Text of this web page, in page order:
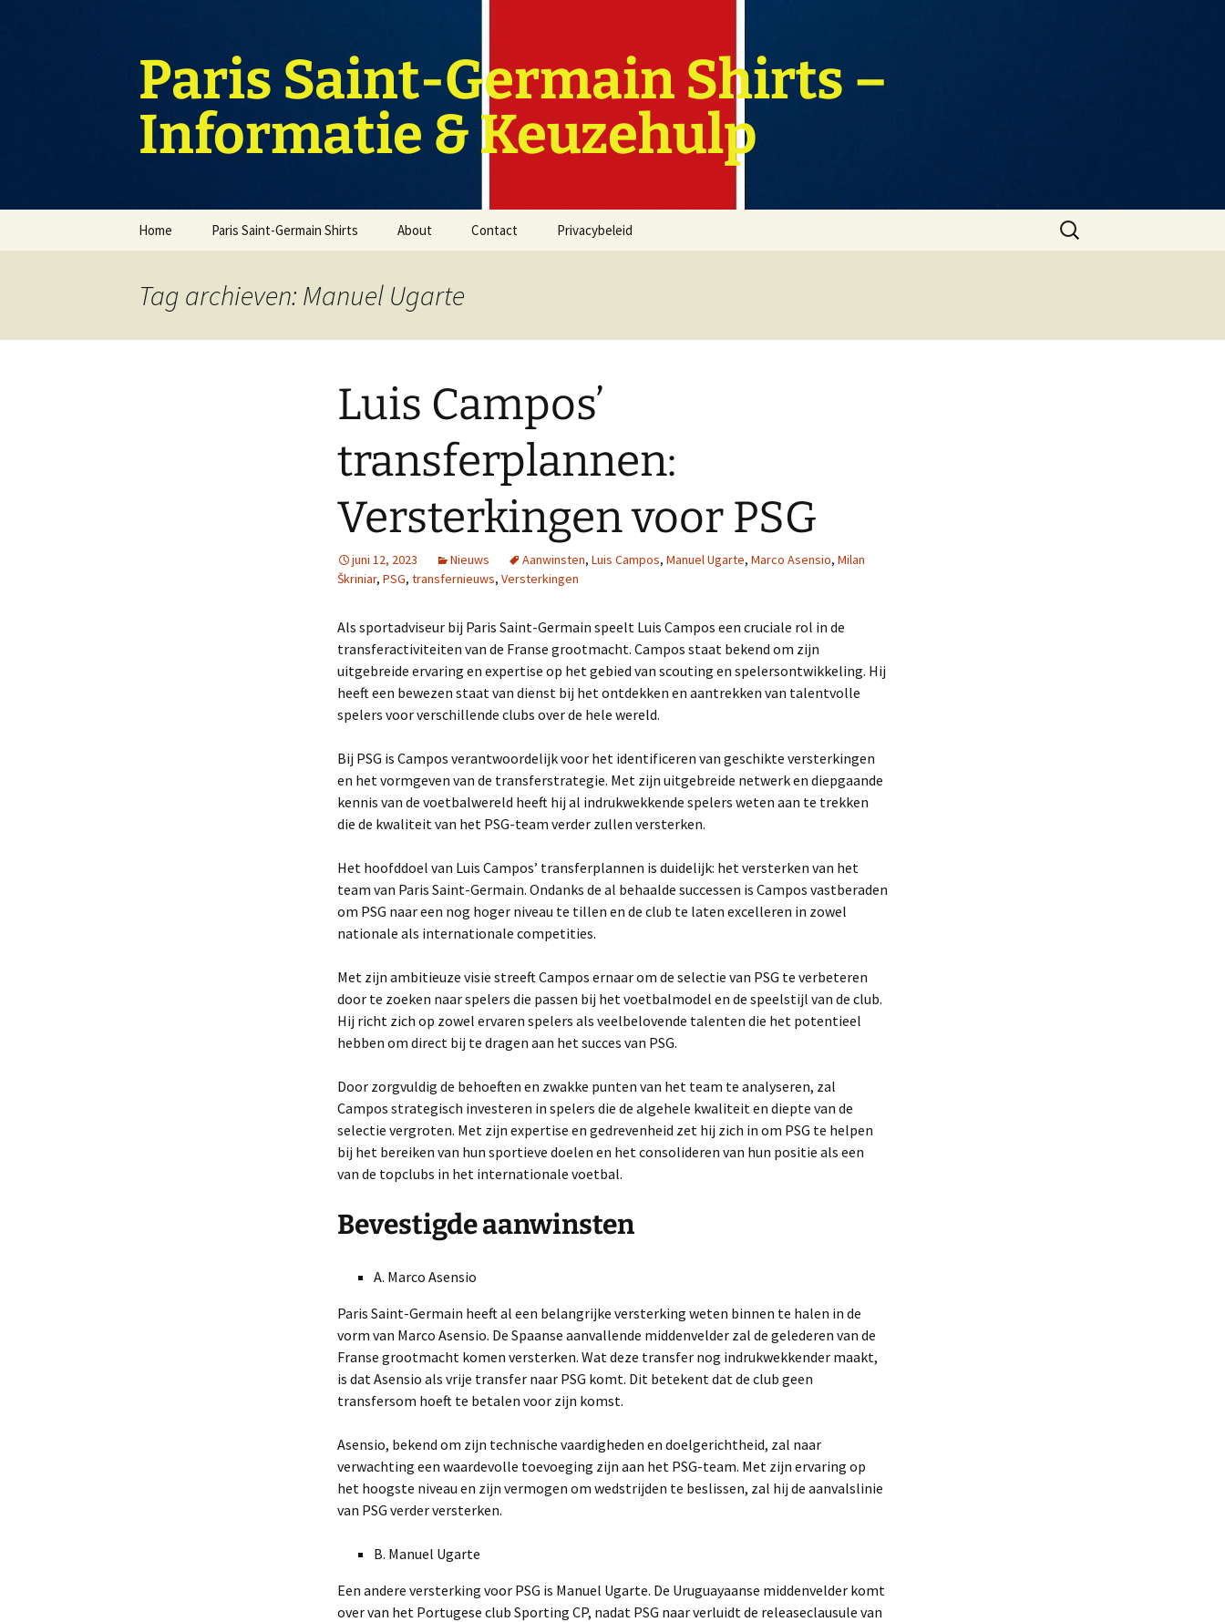
Paris Saint-Germain Shirts –
Informatie & Keuzehulp
Home Paris Saint-Germain Shirts About Contact Privacybeleid
Zoeken
naar:
Tag archieven: Manuel Ugarte
Luis Campos’
transferplannen:
Versterkingen voor PSG
juni 12, 2023 Nieuws Aanwinsten, Luis Campos, Manuel Ugarte, Marco Asensio, Milan
Škriniar, PSG, transfernieuws, Versterkingen
Als sportadviseur bij Paris Saint-Germain speelt Luis Campos een cruciale rol in de
transferactiviteiten van de Franse grootmacht. Campos staat bekend om zijn
uitgebreide ervaring en expertise op het gebied van scouting en spelersontwikkeling. Hij
heeft een bewezen staat van dienst bij het ontdekken en aantrekken van talentvolle
spelers voor verschillende clubs over de hele wereld.
Bij PSG is Campos verantwoordelijk voor het identificeren van geschikte versterkingen
en het vormgeven van de transferstrategie. Met zijn uitgebreide netwerk en diepgaande
kennis van de voetbalwereld heeft hij al indrukwekkende spelers weten aan te trekken
die de kwaliteit van het PSG-team verder zullen versterken.
Het hoofddoel van Luis Campos’ transferplannen is duidelijk: het versterken van het
team van Paris Saint-Germain. Ondanks de al behaalde successen is Campos vastberaden
om PSG naar een nog hoger niveau te tillen en de club te laten excelleren in zowel
nationale als internationale competities.
Met zijn ambitieuze visie streeft Campos ernaar om de selectie van PSG te verbeteren
door te zoeken naar spelers die passen bij het voetbalmodel en de speelstijl van de club.
Hij richt zich op zowel ervaren spelers als veelbelovende talenten die het potentieel
hebben om direct bij te dragen aan het succes van PSG.
Door zorgvuldig de behoeften en zwakke punten van het team te analyseren, zal
Campos strategisch investeren in spelers die de algehele kwaliteit en diepte van de
selectie vergroten. Met zijn expertise en gedrevenheid zet hij zich in om PSG te helpen
bij het bereiken van hun sportieve doelen en het consolideren van hun positie als een
van de topclubs in het internationale voetbal.
Bevestigde aanwinsten
A. Marco Asensio
Paris Saint-Germain heeft al een belangrijke versterking weten binnen te halen in de
vorm van Marco Asensio. De Spaanse aanvallende middenvelder zal de gelederen van de
Franse grootmacht komen versterken. Wat deze transfer nog indrukwekkender maakt,
is dat Asensio als vrije transfer naar PSG komt. Dit betekent dat de club geen
transfersom hoeft te betalen voor zijn komst.
Asensio, bekend om zijn technische vaardigheden en doelgerichtheid, zal naar
verwachting een waardevolle toevoeging zijn aan het PSG-team. Met zijn ervaring op
het hoogste niveau en zijn vermogen om wedstrijden te beslissen, zal hij de aanvalslinie
van PSG verder versterken.
B. Manuel Ugarte
Een andere versterking voor PSG is Manuel Ugarte. De Uruguayaanse middenvelder komt
over van het Portugese club Sporting CP, nadat PSG naar verluidt de releaseclausule van